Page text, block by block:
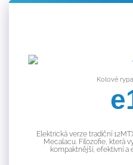
Kolové
Elektrická verze tradiční
Mecalacu. Filozofie, která
kompaktnější, efektivní a